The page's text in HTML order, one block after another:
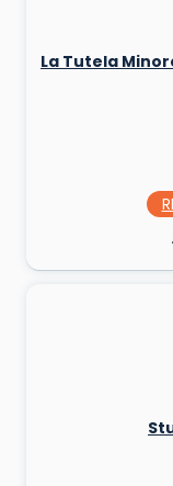
La Tutela